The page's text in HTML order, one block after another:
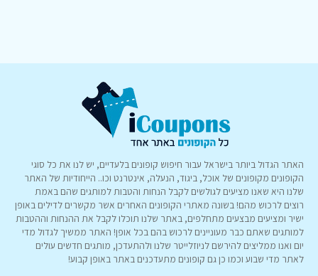
האתר הגדול ביותר בישראל עבור חיפוש קופונים בלעדיים, יש לנו את כל סוגי
הקופונים מקופונים של אוכל, ביגוד, הנעלה, אינטרנט וכו.. הייחודיות של האתר
שלנו היא שאנו מציעים לגולשים לקבל הנחות והטבות למותגים שהם באמת
רוצים לרכוש מהם! בשונה מאתרי הקופונים האחרים אשר מקשרים לדילים באופן
ישיר ומציעים מבצעים מתחלפים, באתר שלנו תוכלו לקבל את ההנחות וההטבות
למותגים שאתם כבר מעוניינים לרכוש בהם בכל אופן! האתר ממשיך לגדול מדי
יום ואנו ממליצים להירשם לניוזלייטר שלנו ולהתעדכן, מותגים חדשים עולים
לאתר מדי שבוע וכמו כן גם קופונים מתעדכנים באתר באופן קבוע!